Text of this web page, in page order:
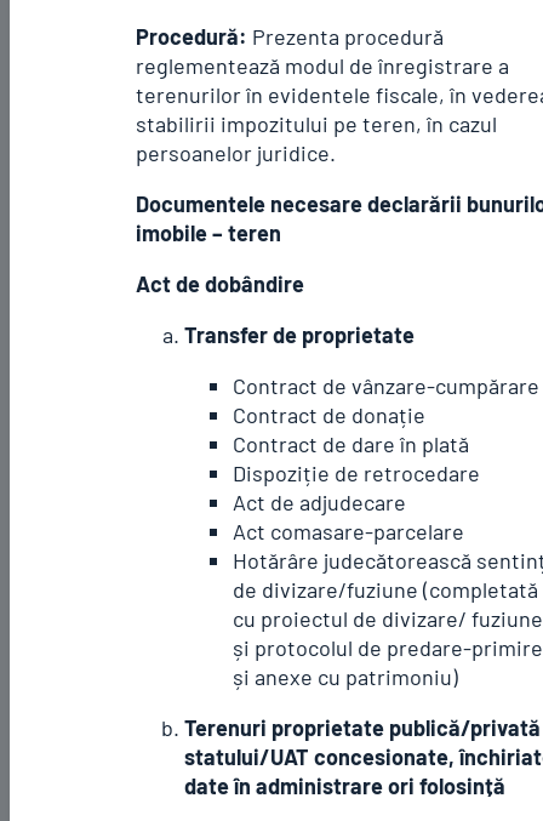
Procedură: Prezenta procedură
reglementează modul de înregistrare a
terenurilor în evidentele fiscale, în
stabilirii impozitului pe teren, în cazul
persoanelor juridice.
Documentele necesare declarării
imobile – teren
Act de dobândire
Transfer de proprietate
Contract de vânzare-cumpărare
Contract de donație
Contract de dare în plată
Dispoziție de retrocedare
Act de adjudecare
Act comasare-parcelare
Hotărâre judecătorească
de divizare/fuziune (completată
cu proiectul de divizare/ fuziune
și protocolul de predare-primire
și anexe cu patrimoniu)
Terenuri proprietate publică/
statului/UAT concesionate,
date în administrare ori folosință